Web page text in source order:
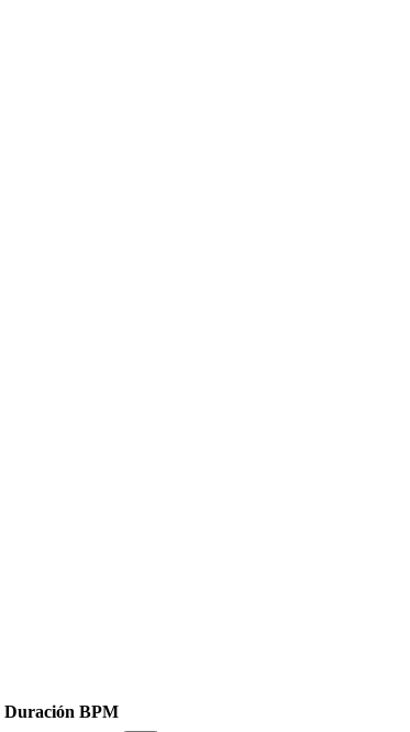
Duración BPM